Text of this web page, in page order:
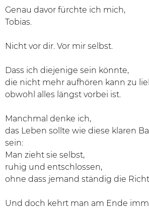
Genau davor fürchte ich mich,
Tobias.
Nicht vor dir. Vor mir selbst.
Dass ich diejenige sein könnte,
die nicht mehr aufhören kann zu
obwohl alles längst vorbei ist.
Manchmal denke ich,
das Leben sollte wie diese klaren
sein:
Man zieht sie selbst,
ruhig und entschlossen,
ohne dass jemand ständig die
Und doch kehrt man am Ende